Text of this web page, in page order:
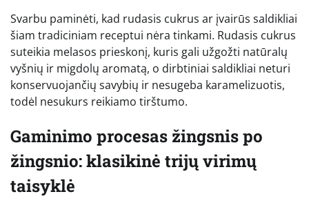
Svarbu paminėti, kad rudasis cukrus ar įvairūs saldikliai
šiam tradiciniam receptui nėra tinkami. Rudasis cukrus
suteikia melasos prieskonį, kuris gali užgožti natūralų
vyšnių ir migdolų aromatą, o dirbtiniai saldikliai neturi
konservuojančių savybių ir nesugeba karamelizuotis,
todėl nesukurs reikiamo tirštumo.
Gaminimo procesas žingsnis po
žingsnio: klasikinė trijų virimų
taisyklė